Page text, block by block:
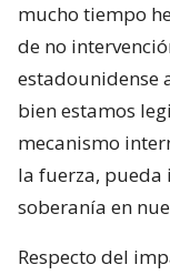
mucho tiempo
de no
estadounidense
bien estamos
mecanismo
la fuerza,
soberanía en
Respecto del